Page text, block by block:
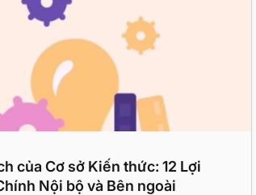
của Cơ sở Kiến thức: 12 Lợi
Nội bộ và Bên ngoài